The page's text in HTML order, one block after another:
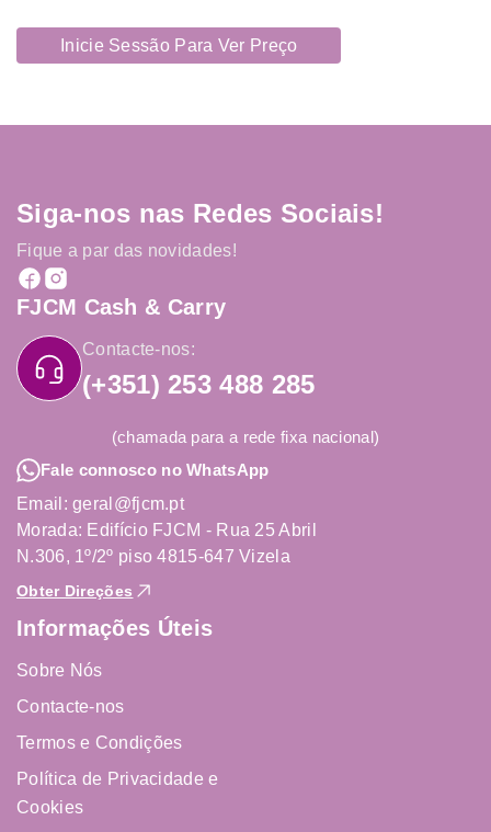
Inicie Sessão Para Ver Preço
Siga-nos nas Redes Sociais!
Fique a par das novidades!
FJCM Cash & Carry
Contacte-nos:
(+351) 253 488 285
(chamada para a rede fixa nacional)
Fale connosco no WhatsApp
Email: geral@fjcm.pt
Morada: Edifício FJCM - Rua 25 Abril
N.306, 1º/2º piso 4815-647 Vizela
Obter Direções
Informações Úteis
Sobre Nós
Contacte-nos
Termos e Condições
Política de Privacidade e
Cookies